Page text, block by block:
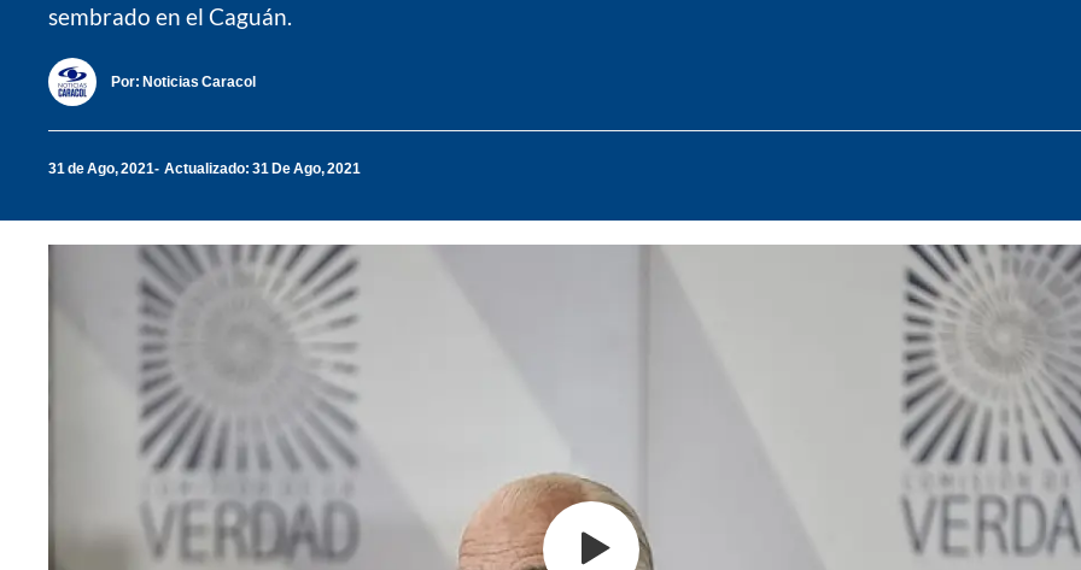
sembrado en el Caguán.
Por: Noticias Caracol
31 de Ago, 2021 Actualizado: 31 De Ago, 2021